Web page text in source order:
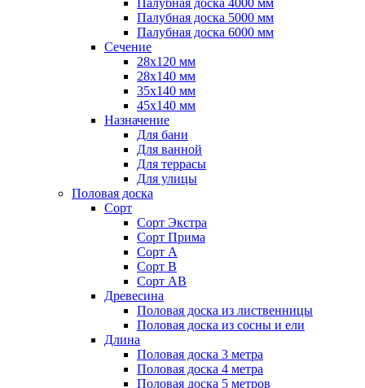
Палубная доска 4000 мм
Палубная доска 5000 мм
Палубная доска 6000 мм
Сечение
28х120 мм
28х140 мм
35х140 мм
45х140 мм
Назначение
Для бани
Для ванной
Для террасы
Для улицы
Половая доска
Сорт
Сорт Экстра
Сорт Прима
Сорт А
Сорт В
Сорт АВ
Древесина
Половая доска из лиственницы
Половая доска из сосны и ели
Длина
Половая доска 3 метра
Половая доска 4 метра
Половая доска 5 метров